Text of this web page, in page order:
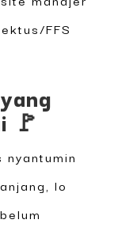
FFS
🚩
lo